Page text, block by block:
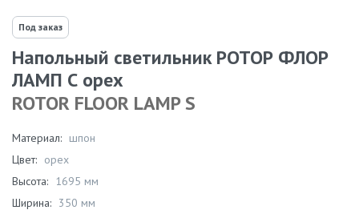
Под заказ
Напольный светильник РОТОР ФЛОР
ЛАМП С орех
ROTOR FLOOR LAMP S
Материал: шпон
Цвет: орех
Высота: 1695 мм
Ширина: 350 мм